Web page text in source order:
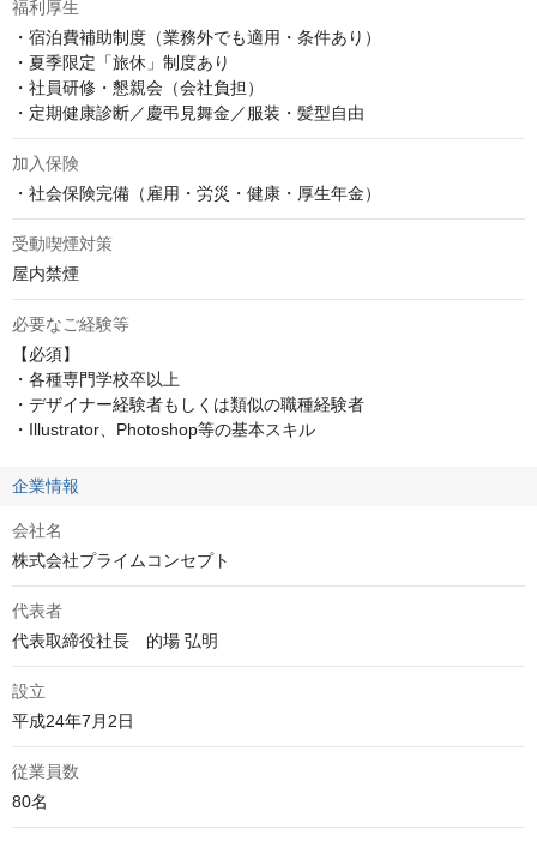
福利厚生
・宿泊費補助制度（業務外でも適用・条件あり）
・夏季限定「旅休」制度あり
・社員研修・懇親会（会社負担）
・定期健康診断／慶弔見舞金／服装・髪型自由
加入保険
・社会保険完備（雇用・労災・健康・厚生年金）
受動喫煙対策
屋内禁煙
必要なご経験等
【必須】
・各種専門学校卒以上
・デザイナー経験者もしくは類似の職種経験者
・Illustrator、Photoshop等の基本スキル
企業情報
会社名
株式会社プライムコンセプト
代表者
代表取締役社長　的場 弘明
設立
平成24年7月2日
従業員数
80名